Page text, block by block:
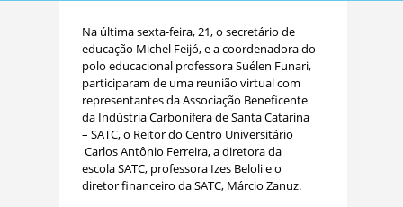
Na última sexta-feira, 21, o secretário de
educação Michel Feijó, e a coordenadora do
polo educacional professora Suélen Funari,
participaram de uma reunião virtual com
representantes da Associação Beneficente
da Indústria Carbonífera de Santa Catarina
– SATC, o Reitor do Centro Universitário
Carlos Antônio Ferreira, a diretora da
escola SATC, professora Izes Beloli e o
diretor financeiro da SATC, Márcio Zanuz.